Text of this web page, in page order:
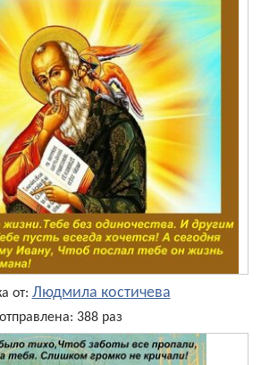
от: Людмила костичева
отправлена: 388 раз